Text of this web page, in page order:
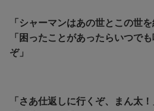
「シャーマンはあの世とこの世を
「困ったことがあったらいつで
ぞ」
「さあ仕返しに行くぞ、まん太！